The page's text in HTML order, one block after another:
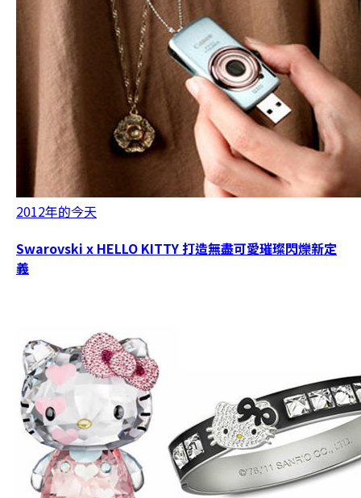
2012年的今天
Swarovski x HELLO KITTY 打造無盡可愛璀璨閃爍新定
義